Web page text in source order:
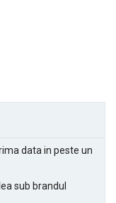
data in peste un
sub brandul